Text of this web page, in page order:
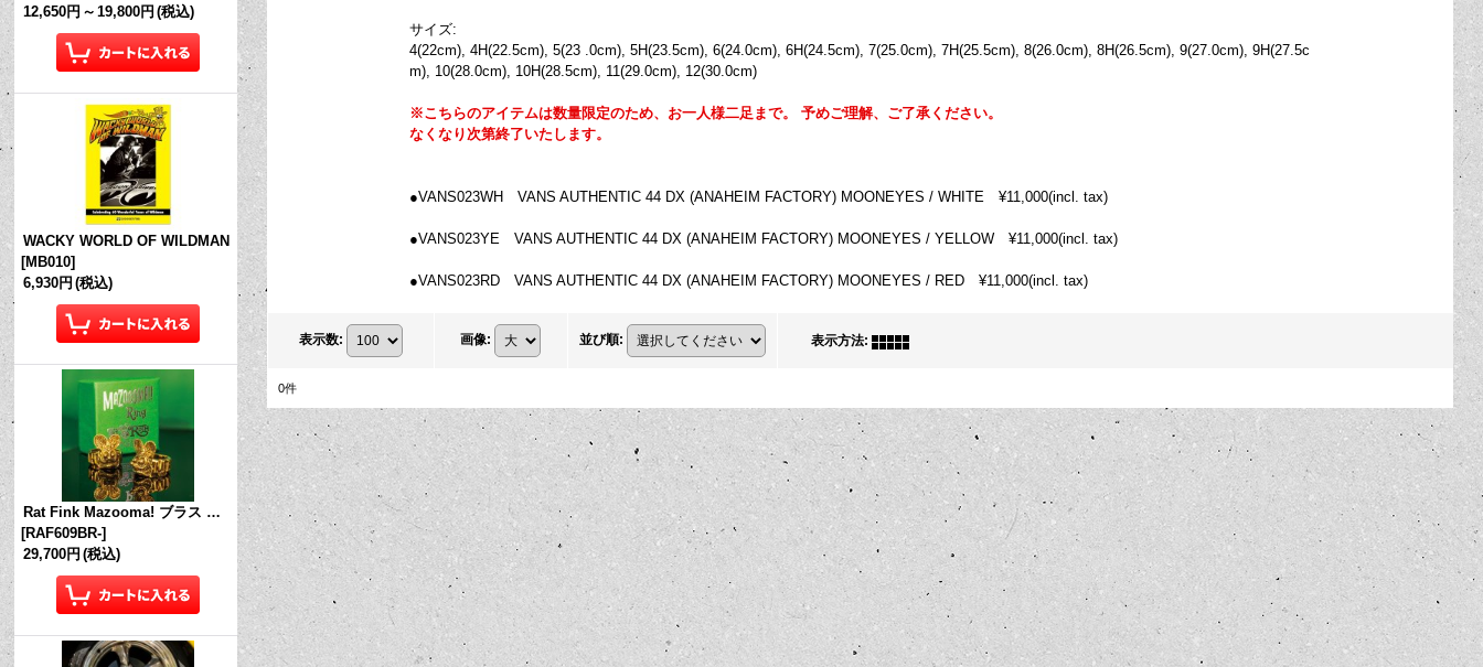
12,650円 ～ 19,800円 (税込)
WACKY WORLD OF WILDMAN
[MB010]
6,930円 (税込)
Rat Fink Mazooma! ブラス リング
[RAF609BR-]
29,700円 (税込)
サイズ:
4(22cm), 4H(22.5cm), 5(23 .0cm), 5H(23.5cm), 6(24.0cm), 6H(24.5cm), 7(25.0cm), 7H(25.5cm), 8(26.0cm), 8H(26.5cm), 9(27.0cm), 9H(27.5c
m), 10(28.0cm), 10H(28.5cm), 11(29.0cm), 12(30.0cm)
※こちらのアイテムは数量限定のため、お一人様二足まで。 予めご理解、ご了承ください。
なくなり次第終了いたします。
●VANS023WH VANS AUTHENTIC 44 DX (ANAHEIM FACTORY) MOONEYES / WHITE ¥11,000(incl. tax)
●VANS023YE VANS AUTHENTIC 44 DX (ANAHEIM FACTORY) MOONEYES / YELLOW ¥11,000(incl. tax)
●VANS023RD VANS AUTHENTIC 44 DX (ANAHEIM FACTORY) MOONEYES / RED ¥11,000(incl. tax)
表示数: 画像: 並び順: 表示方法:
0件